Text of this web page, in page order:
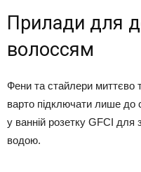
Прилади для
волоссям
Фени та стайлери миттєво
варто підключати лише до
у ванній розетку GFCI для
водою.